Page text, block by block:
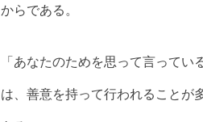
からである。
「あなたのためを思って言って
は、善意を持って行われることが